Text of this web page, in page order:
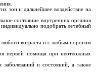
зон и дальнейшее воздействие на
состояние внутренних органов
подобрать лечебный
возраста и с любым порогом
первой помощи при неотложных
и состояний, а также